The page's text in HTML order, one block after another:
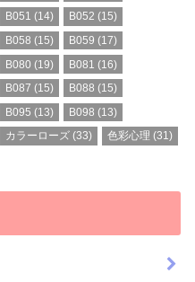
B051 (14) B052 (15)
B058 (15) B059 (17)
B080 (19) B081 (16)
B087 (15) B088 (15)
B095 (13) B098 (13)
カラーローズ (33) 色彩心理 (31)